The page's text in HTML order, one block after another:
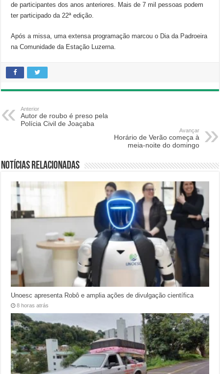
de participantes dos anos anteriores. Mais de 7 mil pessoas podem
ter participado da 22ª edição.
Após a missa, uma extensa programação marcou o Dia da Padroeira
na Comunidade da Estação Luzerna.
Anterior
Autor de roubo é preso pela
Polícia Civil de Joaçaba
Avançar
Horário de Verão começa à
meia-noite do domingo
Notícias relacionadas
Unoesc apresenta Robô e amplia ações de divulgação científica
8 horas atrás